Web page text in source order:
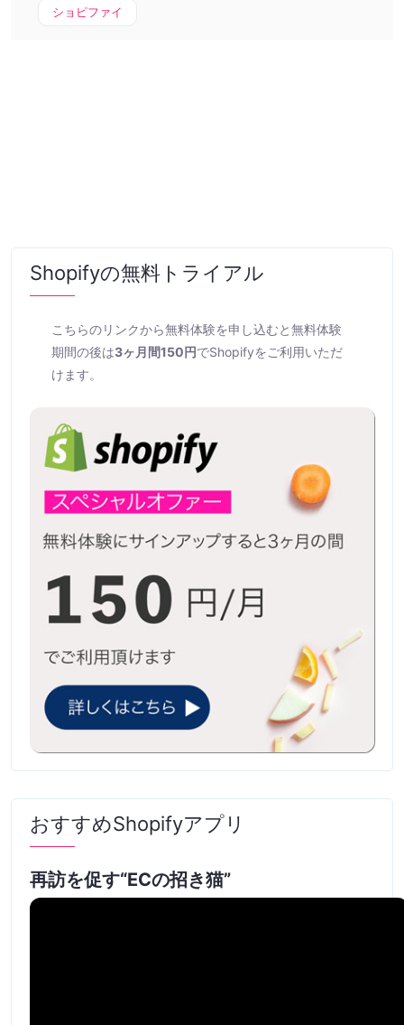
ショピファイ
Shopifyの無料トライアル
こちらのリンクから無料体験を申し込むと無料体験
期間の後は3ヶ月間150円でShopifyをご利用いただ
けます。
おすすめShopifyアプリ
再訪を促す“ECの招き猫”